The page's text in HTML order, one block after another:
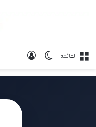
القائمة الوضع المظلم